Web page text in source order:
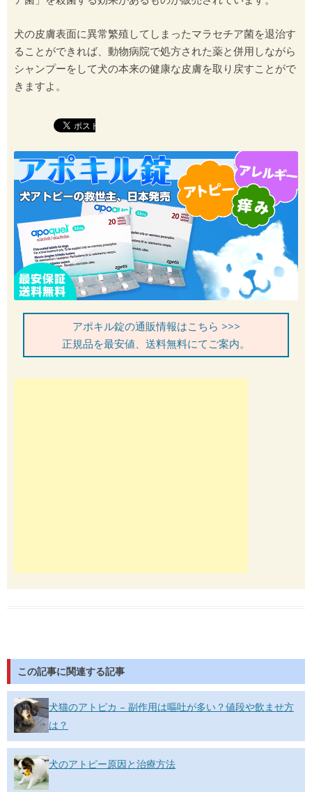
犬の皮膚表面に異常繁殖してしまったマラセチア菌を退治す
ることができれば、動物病院で処方された薬と併用しながら
シャンプーをして犬の本来の健康な皮膚を取り戻すことがで
きますよ。
アポキル錠の通販情報はこちら >>>
正規品を最安値、送料無料にてご案内。
この記事に関連する記事
犬猫のアトピカ – 副作用は嘔吐が多い？値段や飲ませ方
は？
犬のアトピー原因と治療方法